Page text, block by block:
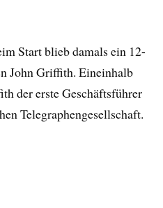
Start blieb damals ein 12-
John Griffith. Eineinhalb
der erste Geschäftsführer
Telegraphengesellschaft.